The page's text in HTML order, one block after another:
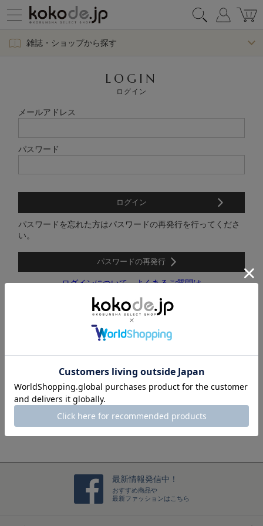
雑誌・ショップから探す
LOGIN
ログイン
メールアドレス
パスワード
パスワードを忘れた方はパスワードの再発行を行ってくださ
い。
パスワードの再発行
ログインについて、よくあるご質問は
新規メンバー登録(メルマガ会員登録)はこちら
ログインするだけで、毎回お名前や住所などを入力すること
なくスムーズにお買い物をお楽しみいただけます。
メンバー登録をする
最新情報発信中！
おすすめ商品や
最新ファッションはこちら